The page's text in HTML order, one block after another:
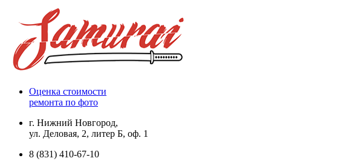
Оценка стоимости
ремонта по фото
г. Нижний Новгород,
ул. Деловая, 2, литер Б, оф. 1
8 (831) 410-67-10